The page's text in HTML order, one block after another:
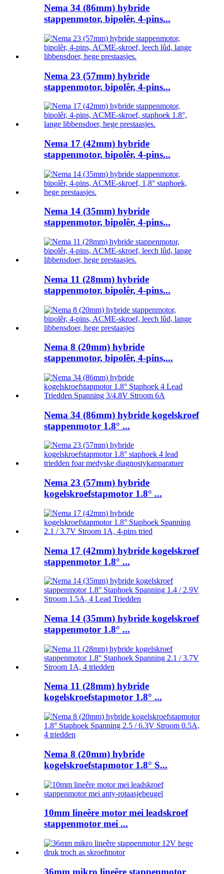
Nema 34 (86mm) hybride
stappenmotor, bipolêr, 4-pins...
Nema 23 (57mm) hybride
stappenmotor, bipolêr, 4-pins...
Nema 17 (42mm) hybride
stappenmotor, bipolêr, 4-pins...
Nema 14 (35mm) hybride
stappenmotor, bipolêr, 4-pins...
Nema 11 (28mm) hybride
stappenmotor, bipolêr, 4-pins...
Nema 8 (20mm) hybride
stappenmotor, bipolêr, 4-pins,...
Nema 34 (86mm) hybride kogelskroef
stappenmotor 1.8° ...
Nema 23 (57mm) hybride
kogelskroefstapmotor 1.8° ...
Nema 17 (42mm) hybride kogelskroef
stappenmotor 1.8° ...
Nema 14 (35mm) hybride kogelskroef
stappenmotor 1.8° ...
Nema 11 (28mm) hybride
kogelskroefstapmotor 1.8° ...
Nema 8 (20mm) hybride
kogelskroefstapmotor 1.8° S...
10mm lineêre motor mei leadskroef
stappenmotor mei ...
36mm mikro lineêre stappenmotor